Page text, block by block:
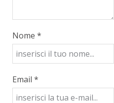
Nome *
Email *